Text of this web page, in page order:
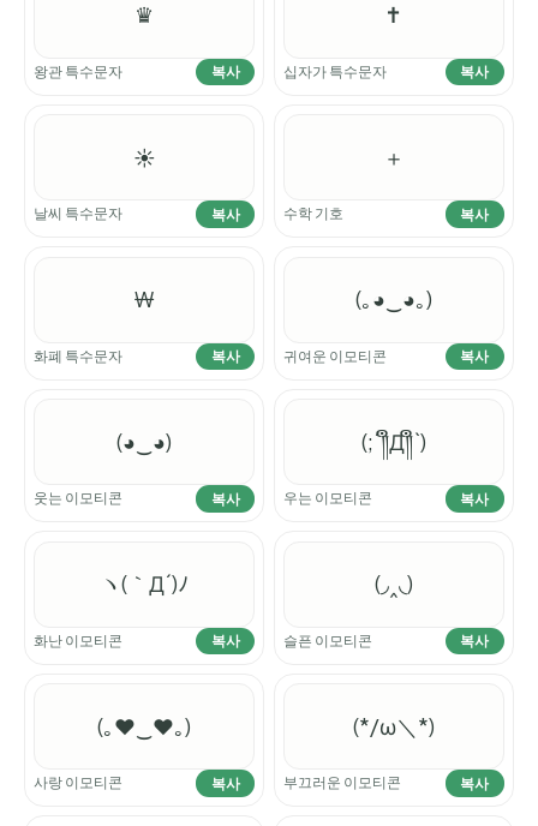
♛
왕관 특수문자 복사
✝
십자가 특수문자 복사
☀
날씨 특수문자 복사
＋
수학 기호 복사
₩
화폐 특수문자 복사
(｡◕‿◕｡)
귀여운 이모티콘 복사
(◕‿◕)
웃는 이모티콘 복사
(;´༎ຶД༎ຶ`)
우는 이모티콘 복사
ヽ(｀Д´)ﾉ
화난 이모티콘 복사
(◞‸◟)
슬픈 이모티콘 복사
(｡♥‿♥｡)
사랑 이모티콘 복사
(*/ω＼*)
부끄러운 이모티콘 복사